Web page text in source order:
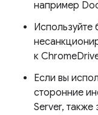
например
Используйте
к
Если вы
сторонние
Server, также